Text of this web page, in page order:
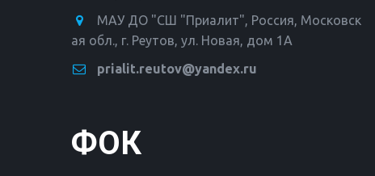
МАУ ДО "СШ "Приалит", Россия, Московск
ая обл., г. Реутов, ул. Новая, дом 1А
prialit.reutov@yandex.ru
ФОК